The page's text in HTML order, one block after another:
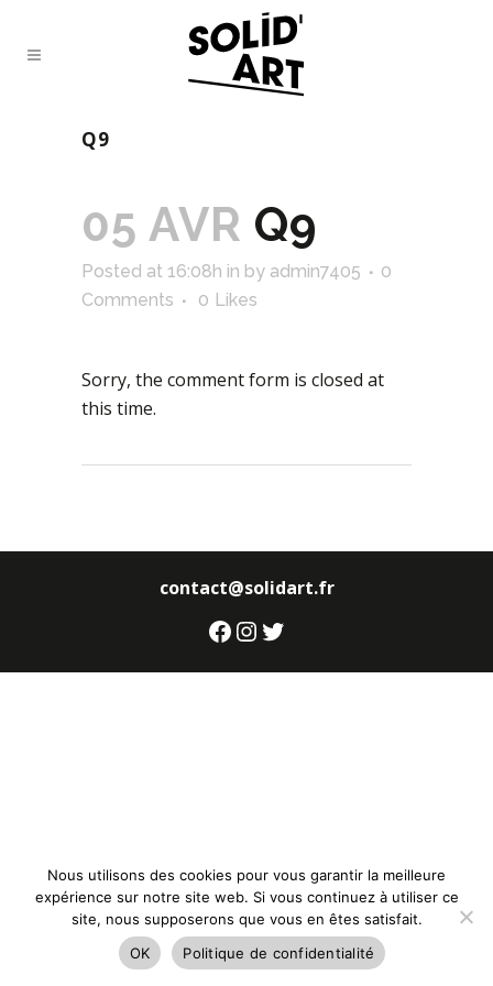
Q9
05 AVR Q9
Posted at 16:08h in by admin7405
0
Comments
0 Likes
Sorry, the comment form is closed at
this time.
contact@solidart.fr
Facebook
Instagram
Twitter
Nous utilisons des cookies pour vous garantir la meilleure
expérience sur notre site web. Si vous continuez à utiliser ce
site, nous supposerons que vous en êtes satisfait.
OK
Politique de confidentialité